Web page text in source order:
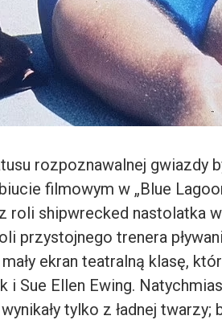
rozpoznawalnej gwiazdy
filmowym w „Blue
roli shipwrecked nastolatka
przystojnego trenera
mały ekran teatralną klasę,
i Sue Ellen Ewing.
tylko z ładnej twarzy;